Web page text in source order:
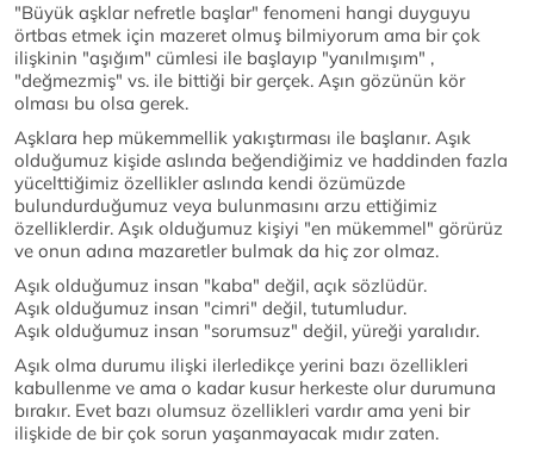
"Büyük aşklar nefretle başlar" fenomeni hangi duyguyu
örtbas etmek için mazeret olmuş bilmiyorum ama bir çok
ilişkinin "aşığım" cümlesi ile başlayıp "yanılmışım" ,
"değmezmiş" vs. ile bittiği bir gerçek. Aşın gözünün kör
olması bu olsa gerek.
Aşklara hep mükemmellik yakıştırması ile başlanır. Aşık
olduğumuz kişide aslında beğendiğimiz ve haddinden fazla
yücelttiğimiz özellikler aslında kendi özümüzde
bulundurduğumuz veya bulunmasını arzu ettiğimiz
özelliklerdir. Aşık olduğumuz kişiyi "en mükemmel" görürüz
ve onun adına mazaretler bulmak da hiç zor olmaz.
Aşık olduğumuz insan "kaba" değil, açık sözlüdür.
Aşık olduğumuz insan "cimri" değil, tutumludur.
Aşık olduğumuz insan "sorumsuz" değil, yüreği yaralıdır.
Aşık olma durumu ilişki ilerledikçe yerini bazı özellikleri
kabullenme ve ama o kadar kusur herkeste olur durumuna
bırakır. Evet bazı olumsuz özellikleri vardır ama yeni bir
ilişkide de bir çok sorun yaşanmayacak mıdır zaten.